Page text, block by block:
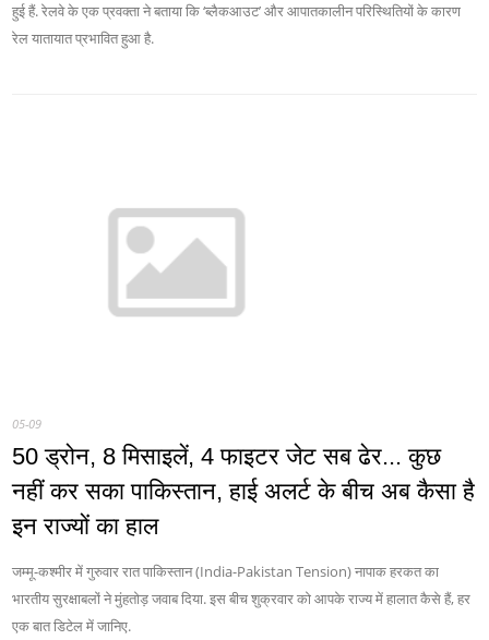
हुई हैं. रेलवे के एक प्रवक्ता ने बताया कि ‘ब्लैकआउट’ और आपातकालीन परिस्थितियों के कारण
रेल यातायात प्रभावित हुआ है.
05-09
50 ड्रोन, 8 मिसाइलें, 4 फाइटर जेट सब ढेर... कुछ
नहीं कर सका पाकिस्तान, हाई अलर्ट के बीच अब कैसा है
इन राज्यों का हाल
जम्मू-कश्मीर में गुरुवार रात पाकिस्तान (India-Pakistan Tension) नापाक हरकत का
भारतीय सुरक्षाबलों ने मुंहतोड़ जवाब दिया. इस बीच शुक्रवार को आपके राज्य में हालात कैसे हैं, हर
एक बात डिटेल में जानिए.